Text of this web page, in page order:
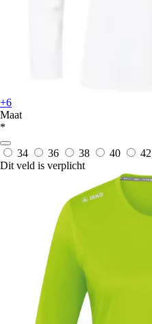
+6
Maat
*
34 36 38 40 42
Dit veld is verplicht